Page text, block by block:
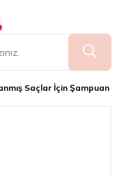
Saçlar İçin Şampuan